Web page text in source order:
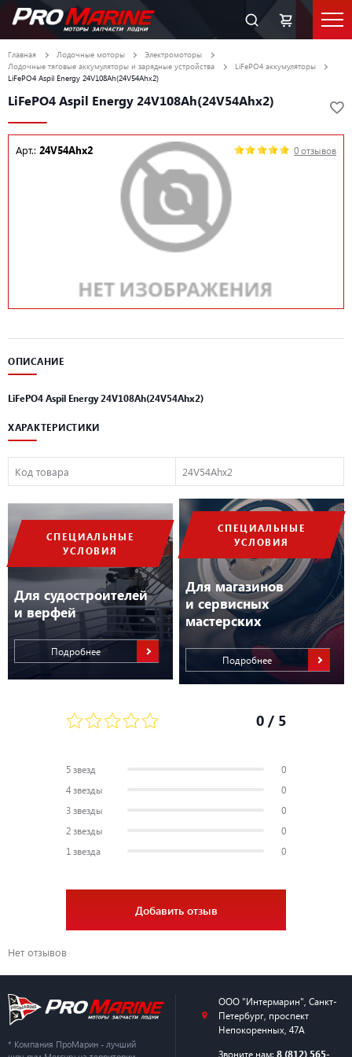
СПЕЦИАЛЬНЫЕ
УСЛОВИЯ
Для судостроителей
и верфей
Подробнее
СПЕЦИАЛЬНЫЕ
УСЛОВИЯ
Для магазинов
и сервисных
мастерских
Подробнее
Главная Лодочные моторы
Электромоторы
Лодочные тяговые аккумуляторы и зарядные устройства
LiFePO4 аккумуляторы
LiFePO4 Aspil Energy 24V108Ah(24V54Ahx2)
LiFePO4 Aspil Energy 24V108Ah(24V54Ahx2)
Арт.: 24V54Ahx2 0 отзывов
ОПИСАНИЕ
LiFePO4 Aspil Energy 24V108Ah(24V54Ahx2)
ХАРАКТЕРИСТИКИ
Код товара 24V54Ahx2
0 / 5
5 звезд
0
4 звезды
0
3 звезды
0
2 звезды
0
1 звезда
0
Добавить отзыв
Нет отзывов
* Компания ПроМарин - лучший
ООО "Интермарин" Санкт-
Петербург, проспект
Непокоренных, 47А
Звоните нам: 8 (812) 565-